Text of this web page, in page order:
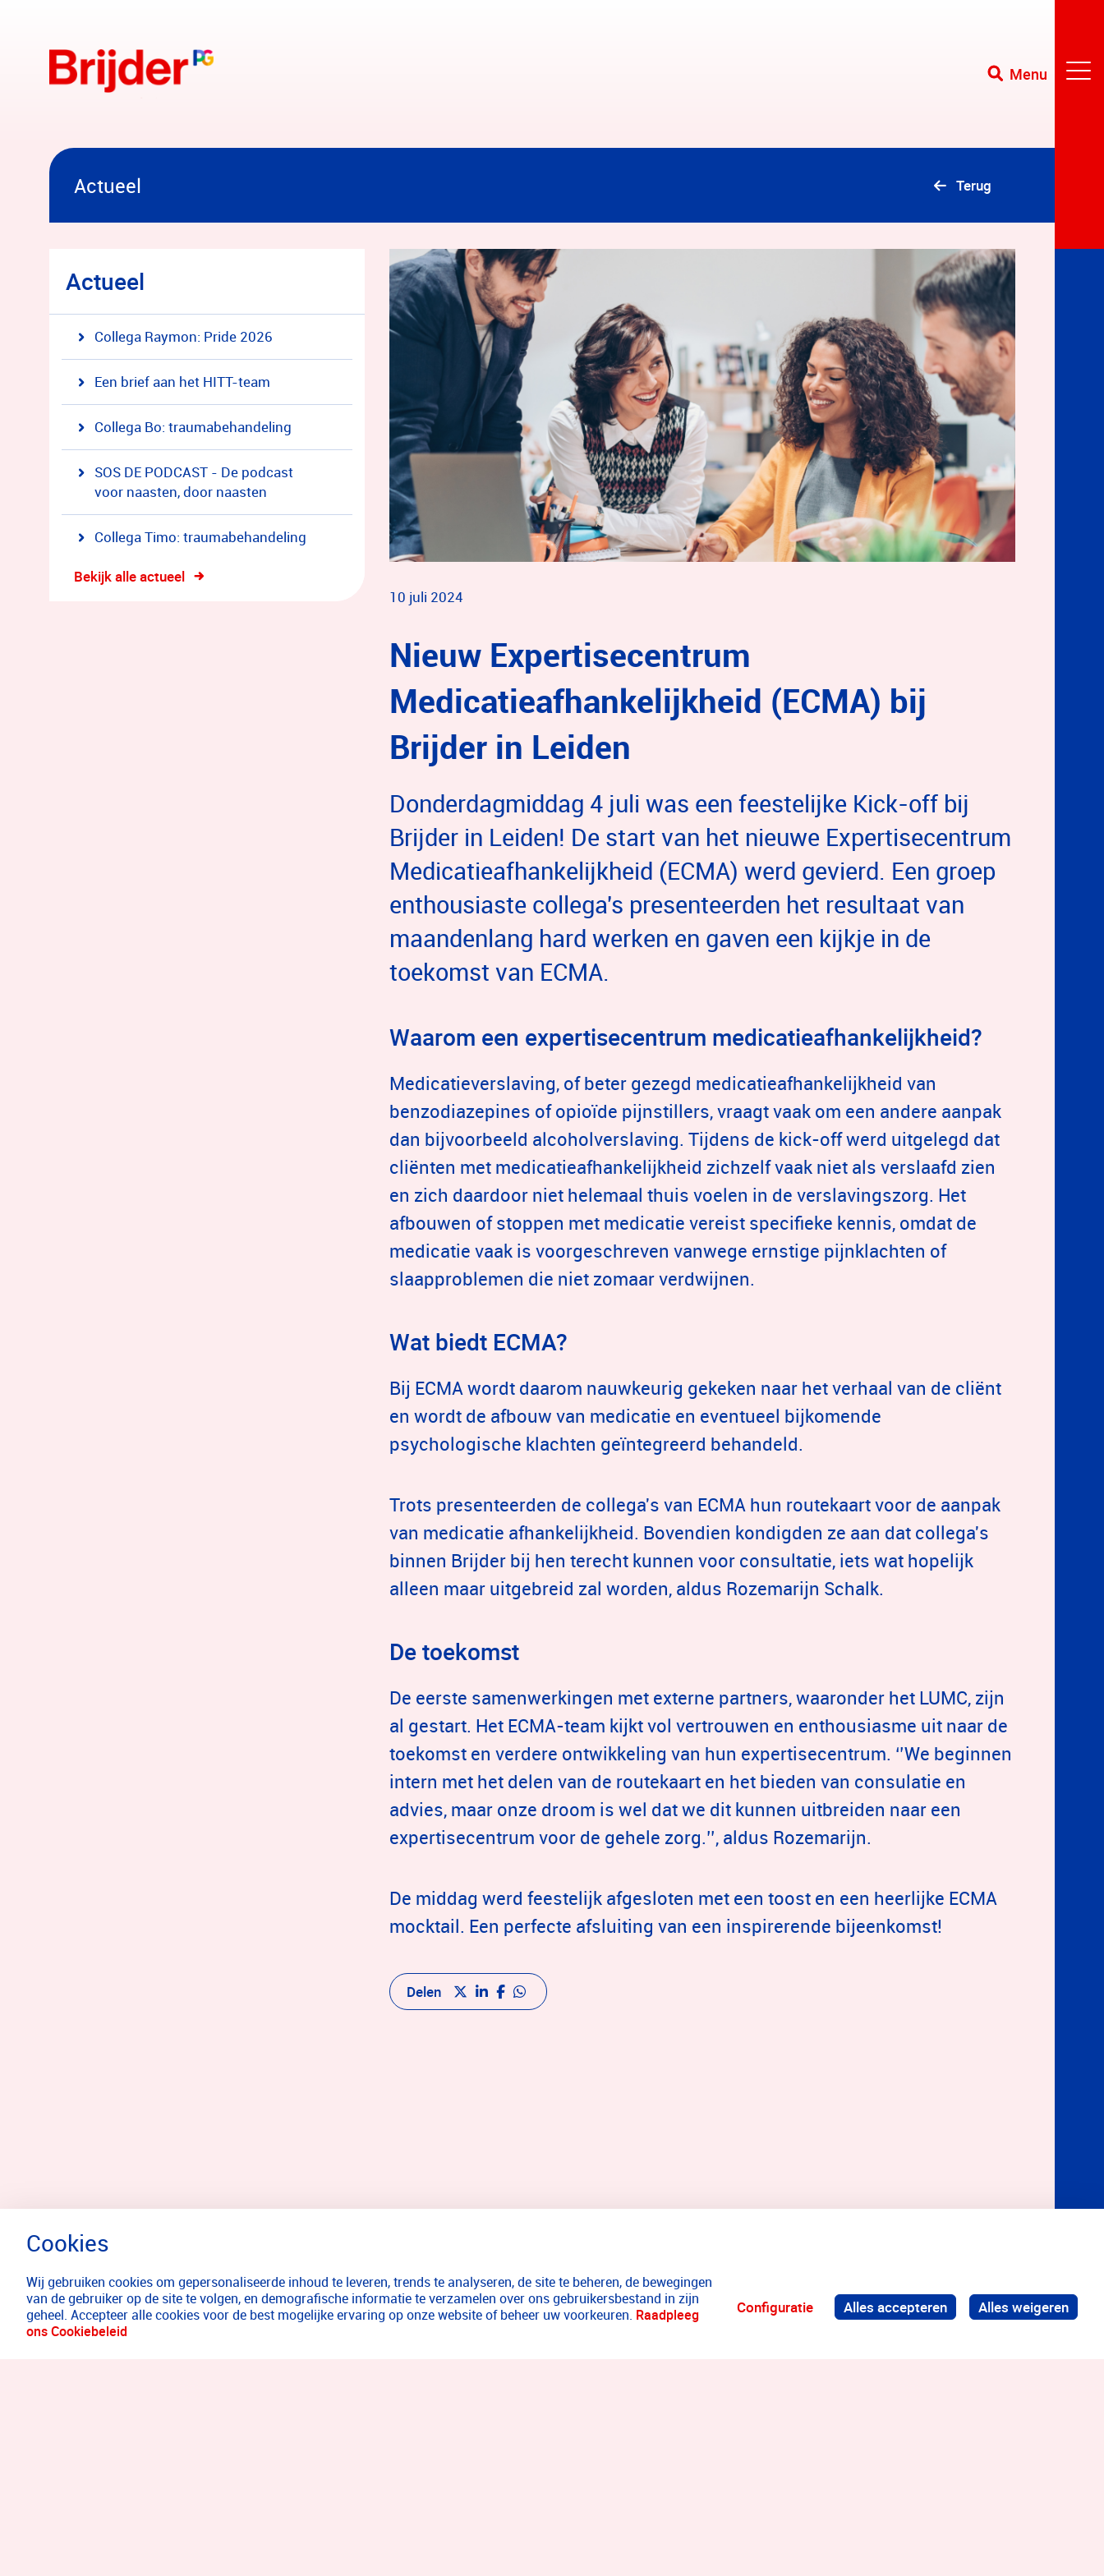
Menu
Actueel Terug
Actueel
Collega Raymon: Pride 2026
Een brief aan het HITT-team
Collega Bo: traumabehandeling
SOS DE PODCAST - De podcast
voor naasten, door naasten
Collega Timo: traumabehandeling
Bekijk alle actueel
10 juli 2024
Nieuw Expertisecentrum
Medicatieafhankelijkheid (ECMA) bij
Brijder in Leiden
Donderdagmiddag 4 juli was een feestelijke Kick-off bij
Brijder in Leiden! De start van het nieuwe Expertisecentrum
Medicatieafhankelijkheid (ECMA) werd gevierd. Een groep
enthousiaste collega's presenteerden het resultaat van
maandenlang hard werken en gaven een kijkje in de
toekomst van ECMA.
Waarom een expertisecentrum medicatieafhankelijkheid?
Medicatieverslaving, of beter gezegd medicatieafhankelijkheid van
benzodiazepines of opioïde pijnstillers, vraagt vaak om een andere aanpak
dan bijvoorbeeld alcoholverslaving. Tijdens de kick-off werd uitgelegd dat
cliënten met medicatieafhankelijkheid zichzelf vaak niet als verslaafd zien
en zich daardoor niet helemaal thuis voelen in de verslavingszorg. Het
afbouwen of stoppen met medicatie vereist specifieke kennis, omdat de
medicatie vaak is voorgeschreven vanwege ernstige pijnklachten of
slaapproblemen die niet zomaar verdwijnen.
Wat biedt ECMA?
Bij ECMA wordt daarom nauwkeurig gekeken naar het verhaal van de cliënt
en wordt de afbouw van medicatie en eventueel bijkomende
psychologische klachten geïntegreerd behandeld.
Trots presenteerden de collega's van ECMA hun routekaart voor de aanpak
van medicatie afhankelijkheid. Bovendien kondigden ze aan dat collega's
binnen Brijder bij hen terecht kunnen voor consultatie, iets wat hopelijk
alleen maar uitgebreid zal worden, aldus Rozemarijn Schalk.
De toekomst
De eerste samenwerkingen met externe partners, waaronder het LUMC, zijn
al gestart. Het ECMA-team kijkt vol vertrouwen en enthousiasme uit naar de
toekomst en verdere ontwikkeling van hun expertisecentrum. ‘’We beginnen
intern met het delen van de routekaart en het bieden van consulatie en
advies, maar onze droom is wel dat we dit kunnen uitbreiden naar een
expertisecentrum voor de gehele zorg.’’, aldus Rozemarijn.
De middag werd feestelijk afgesloten met een toost en een heerlijke ECMA
mocktail. Een perfecte afsluiting van een inspirerende bijeenkomst!
Delen
Wij gebruiken cookies om gepersonaliseerde inhoud te leveren, trends te analyseren, de site te beheren, de bewegingen
van de gebruiker op de site te volgen, en demografische informatie te verzamelen over ons gebruikersbestand in zijn
geheel. Accepteer alle cookies voor de best mogelijke ervaring op onze website of beheer uw voorkeuren. Raadpleeg
ons Cookiebeleid
Configuratie Alles accepteren Alles weigeren